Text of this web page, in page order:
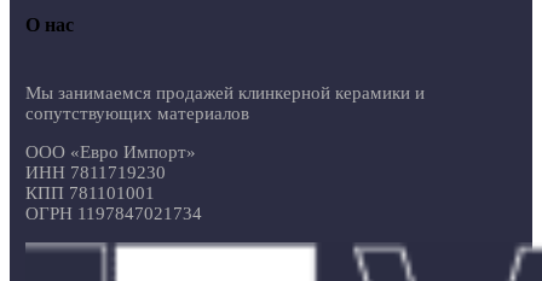
О нас
Мы занимаемся продажей клинкерной керамики и
сопутствующих материалов
ООО «Евро Импорт»
ИНН 7811719230
КПП 781101001
ОГРН 1197847021734